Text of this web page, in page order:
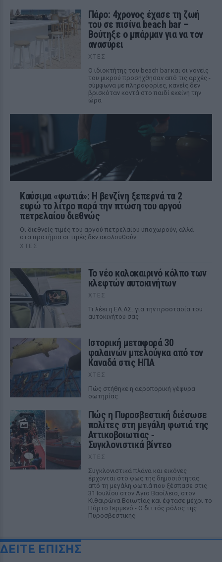
Πάρο: 4χρονος έχασε τη ζωή
του σε πισίνα beach bar –
Βούτηξε ο μπάρμαν για να τον
ανασύρει
ΧΤΕΣ
Ο ιδιοκτήτης του beach bar και οι γονείς
του μικρού προσήχθησαν από τις αρχές -
σύμφωνα με πληροφορίες, κανείς δεν
βρισκόταν κοντά στο παιδί εκείνη την
ώρα
Καύσιμα «φωτιά»: Η βενζίνη ξεπερνά τα 2
ευρώ το λίτρο παρά την πτώση του αργού
πετρελαίου διεθνώς
Οι διεθνείς τιμές του αργού πετρελαίου υποχωρούν, αλλά
στα πρατήρια οι τιμές δεν ακολουθούν
ΧΤΕΣ
Το νέο καλοκαιρινό κόλπο των
κλεφτών αυτοκινήτων
ΧΤΕΣ
Tι λέει η ΕΛ.ΑΣ. για την προστασία του
αυτοκινήτου σας
Ιστορική μεταφορά 30
φαλαινών μπελούγκα από τον
Καναδά στις ΗΠΑ
ΧΤΕΣ
Πώς στήθηκε η αεροπορική γέφυρα
σωτηρίας
Πώς η Πυροσβεστική διέσωσε
πολίτες στη μεγάλη φωτιά της
Αττικοβοιωτίας ‑
Συγκλονιστικά βίντεο
ΧΤΕΣ
Συγκλονιστικά πλάνα και εικόνες
έρχονται στο φως της δημοσιότητας
από τη μεγάλη φωτιά που ξέσπασε στις
31 Ιουλίου στον Αγιο Βασίλειο, στον
Κιθαιρώνα Βοιωτίας και έφτασε μέχρι το
Πόρτο Γερμενό - Ο διττός ρόλος της
Πυροσβεστικής
ΔΕΙΤΕ ΕΠΙΣΗΣ